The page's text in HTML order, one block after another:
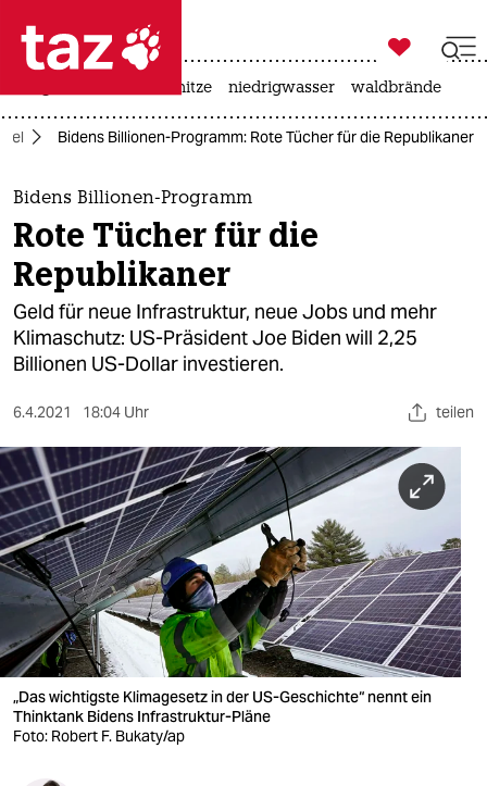
 taz zahl ich
taz zahl ich
themen
politik
öko
gesellschaft
sport
berlin
nord
wahrheit
verlag
verlag
veranstaltungen

taz zahl ich
hitze niedrigwasser waldbrände
Bidens Billionen-Programm: Rote Tücher für die Republikaner
Bidens Billionen-Programm
Rote Tücher für die
Republikaner
Geld für neue Infrastruktur, neue Jobs und mehr
Klimaschutz: US-Präsident Joe Biden will 2,25
Billionen US-Dollar investieren.
6.4.2021 18:04 Uhr teilen
„Das wichtigste Klimagesetz in der US-Geschichte“ nennt ein
Thinktank Bidens Infrastruktur-Pläne
Foto: Robert F. Bukaty/ap